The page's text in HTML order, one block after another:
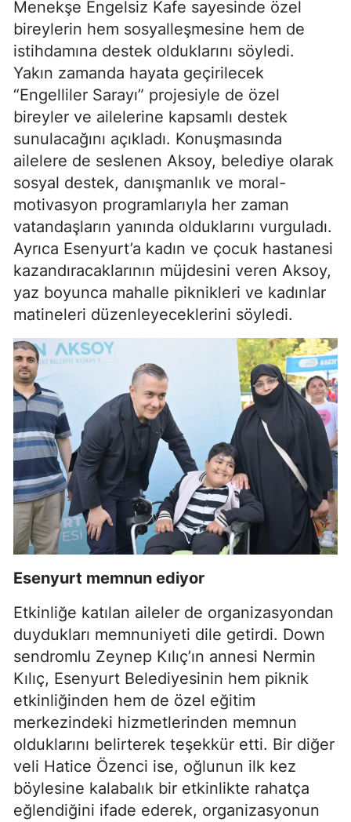
Menekşe Engelsiz Kafe sayesinde özel
bireylerin hem sosyalleşmesine hem de
istihdamına destek olduklarını söyledi.
Yakın zamanda hayata geçirilecek
“Engelliler Sarayı” projesiyle de özel
bireyler ve ailelerine kapsamlı destek
sunulacağını açıkladı. Konuşmasında
ailelere de seslenen Aksoy, belediye olarak
sosyal destek, danışmanlık ve moral-
motivasyon programlarıyla her zaman
vatandaşların yanında olduklarını vurguladı.
Ayrıca Esenyurt’a kadın ve çocuk hastanesi
kazandıracaklarının müjdesini veren Aksoy,
yaz boyunca mahalle piknikleri ve kadınlar
matineleri düzenleyeceklerini söyledi.
Esenyurt memnun ediyor
Etkinliğe katılan aileler de organizasyondan
duydukları memnuniyeti dile getirdi. Down
sendromlu Zeynep Kılıç’ın annesi Nermin
Kılıç, Esenyurt Belediyesinin hem piknik
etkinliğinden hem de özel eğitim
merkezindeki hizmetlerinden memnun
olduklarını belirterek teşekkür etti. Bir diğer
veli Hatice Özenci ise, oğlunun ilk kez
böylesine kalabalık bir etkinlikte rahatça
eğlendiğini ifade ederek, organizasyonun